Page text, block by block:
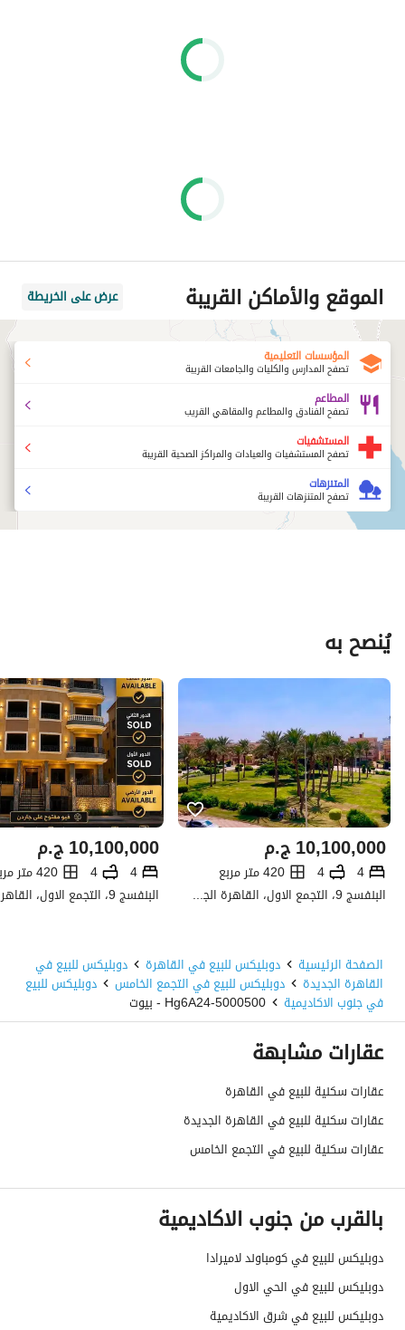
الموقع والأماكن القريبة عرض على الخريطة
المؤسسات التعليمية
تصفح المدارس والكليات والجامعات القريبة
المطاعم
تصفح الفنادق والمطاعم والمقاهي القريب
المستشفيات
تصفح المستشفيات والعيادات والمراكز الصحية القريبة
المتنزهات
تصفح المتنزهات القريبة
يُنصح به
ج.م10,100,000
4
4
420 متر مربع
البنفسج 9، التجمع الاول، القاهرة الجديدة، القاهرة
ج.م10,100,000
4
4 420 متر مربع
الصفحة الرئيسية دوبليكس للبيع في القاهرة دوبليكس للبيع في
القاهرة الجديدة دوبليكس للبيع في التجمع الخامس دوبليكس للبيع
في جنوب الاكاديمية 5000500-Hg6A24 - بيوت
عقارات مشابهة
عقارات سكنية للبيع في القاهرة
عقارات سكنية للبيع في القاهرة الجديدة
عقارات سكنية للبيع في التجمع الخامس
بالقرب من جنوب الاكاديمية
دوبليكس للبيع في كومباوند لاميرادا
دوبليكس للبيع في الحي الاول
دوبليكس للبيع في شرق الاكاديمية